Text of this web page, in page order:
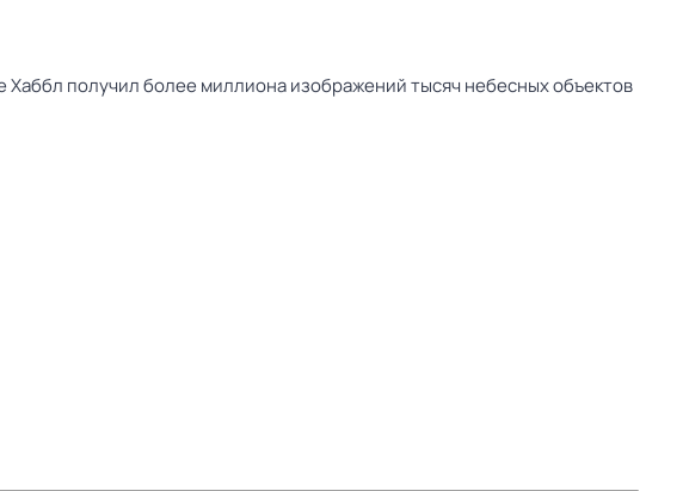
получил более миллиона изображений тысяч небесных объектов